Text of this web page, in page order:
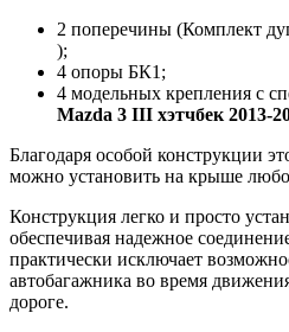
2 поперечины (Комплект
);
4 опоры БК1;
4 модельных крепления с
Mazda 3 III хэтчбек 2013-
Благодаря особой конструкции
можно установить на крыше
Конструкция легко и просто
обеспечивая надежное
практически исключает
автобагажника во время
дороге.